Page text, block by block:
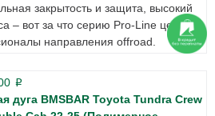
закрытость и защита, высокий
– вот за что серию Pro-Line ценят
направления offroad.
p
дуга BMSBAR Toyota Tundra Crew